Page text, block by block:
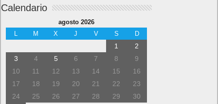
Calendario
agosto 2026
L
M X J V S D
1
2
3
4 5 6 7 8
9
10
11 12 13 14 15
16
17
18 19 20 21 22
23
24
25 26 27 28 29
30